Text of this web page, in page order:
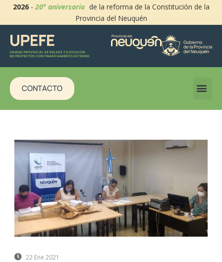
2026-20° aniversario de la reforma de la Constitución de la
Provincia del Neuquén
CONTACTO
22 Ene 2021